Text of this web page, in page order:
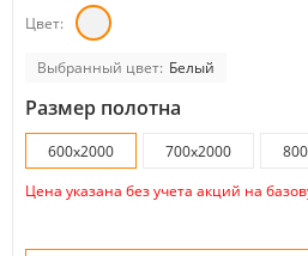
Цвет:
Выбранный цвет: Белый
Размер полотна
600х2000 700х2000
Цена указана без учета акций на